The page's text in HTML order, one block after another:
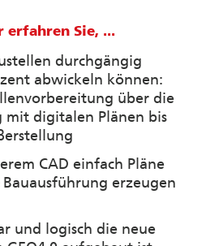
erfahren Sie, ...
durchgängig
abwickeln können:
über die
mit digitalen Plänen bis
CAD einfach Pläne
erzeugen
und logisch die neue